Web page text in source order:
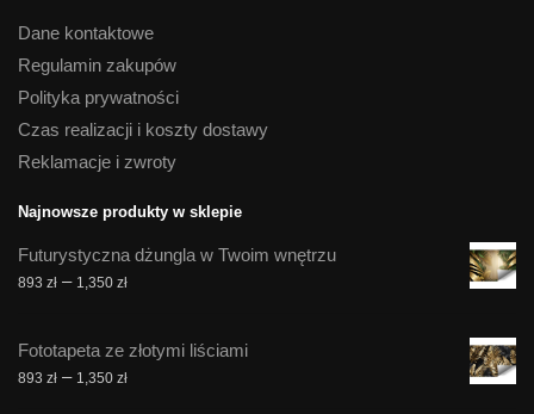
Dane kontaktowe
Regulamin zakupów
Polityka prywatności
Czas realizacji i koszty dostawy
Reklamacje i zwroty
Najnowsze produkty w sklepie
Futurystyczna dżungla w Twoim wnętrzu
893 zł – 1,350 złZakres
893 zł
do
Fototapeta ze złotymi liściami
893 zł – 1,350 złZakres